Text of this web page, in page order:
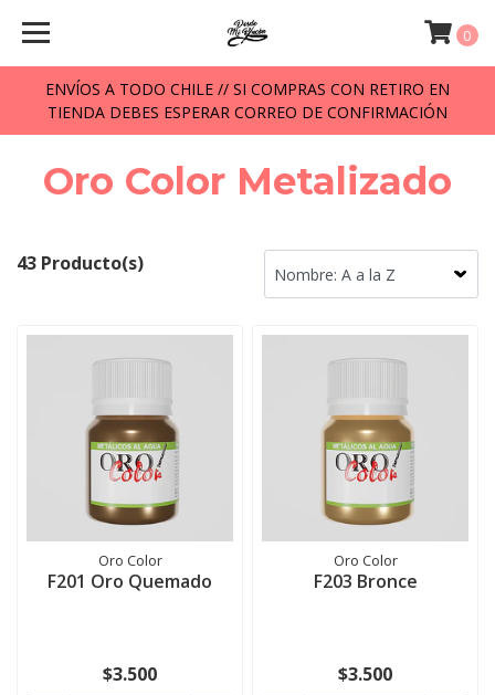
ENVÍOS A TODO CHILE // SI COMPRAS CON RETIRO EN
TIENDA DEBES ESPERAR CORREO DE CONFIRMACIÓN
0
Oro Color Metalizado
43 Producto(s)
Oro Color
F201 Oro Quemado
$3.500
Oro Color
F203 Bronce
$3.500